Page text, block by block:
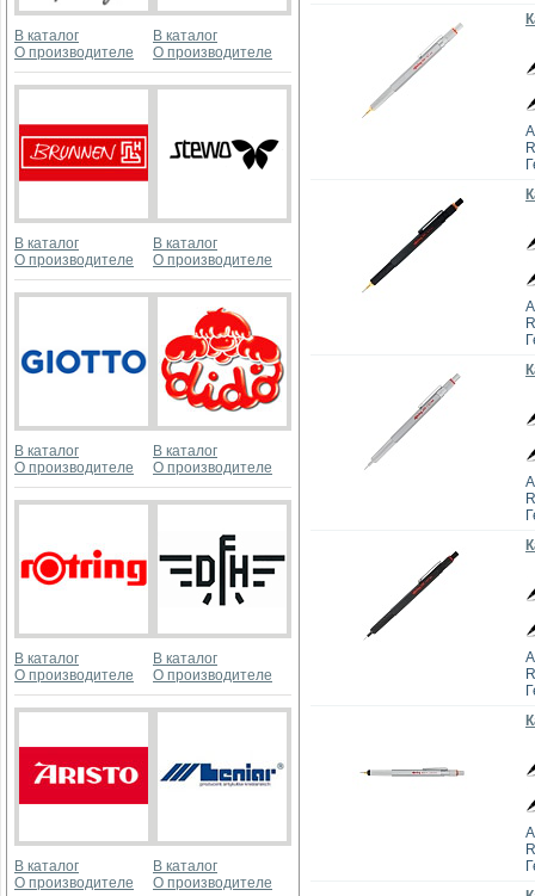
В каталог
О производителе
В каталог
О производителе
В каталог
О производителе
В каталог
О производителе
В каталог
О производителе
В каталог
О производителе
В каталог
О производителе
В каталог
О производителе
В каталог
О производителе
В каталог
О производителе